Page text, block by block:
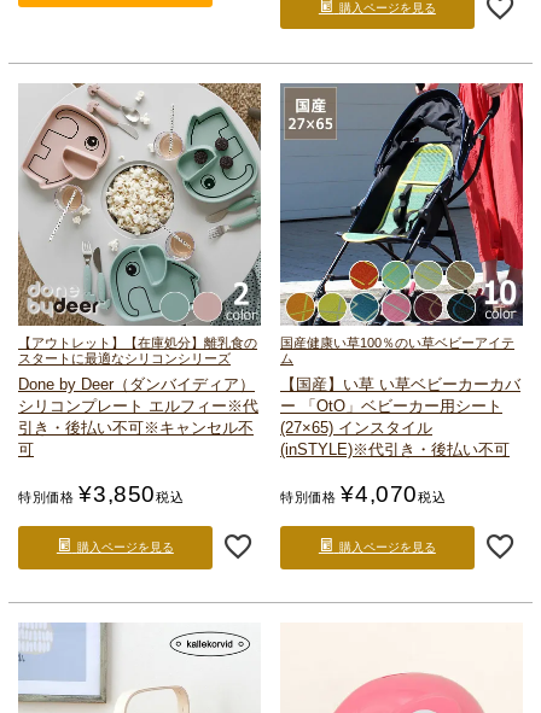
購入ページを見る
【アウトレット】【在庫処分】離乳食の
スタートに最適なシリコンシリーズ
Done by Deer（ダンバイディア）
シリコンプレート エルフィー ※代
引き・後払い不可※キャンセル不
可
特別価格 ¥3,850税込
購入ページを見る
国産健康い草100％のい草ベビーアイテ
ム
【国産】い草 い草ベビーカーカバ
ー 「OtO」 ベビーカー用シート
(27×65) インスタイル
(inSTYLE)※代引き・後払い不可
特別価格 ¥4,070税込
購入ページを見る